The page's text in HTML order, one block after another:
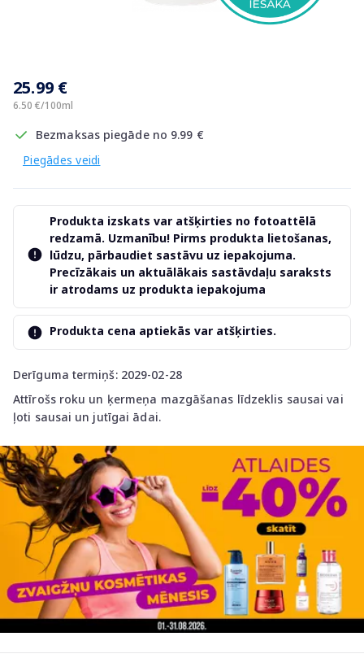
25.99 €
6.50 €/100ml
Bezmaksas piegāde no 9.99 €
Piegādes veidi
Derīguma termiņš: 2029-02-28
Attīrošs roku un ķermeņa mazgāšanas līdzeklis sausai vai
ļoti sausai un jutīgai ādai.
Produkta izskats var atšķirties no fotoattēlā
redzamā. Uzmanību! Pirms produkta lietošanas,
lūdzu, pārbaudiet sastāvu uz iepakojuma.
Precīzākais un aktuālākais sastāvdaļu saraksts
ir atrodams uz produkta iepakojuma
Produkta cena aptiekās var atšķirties.